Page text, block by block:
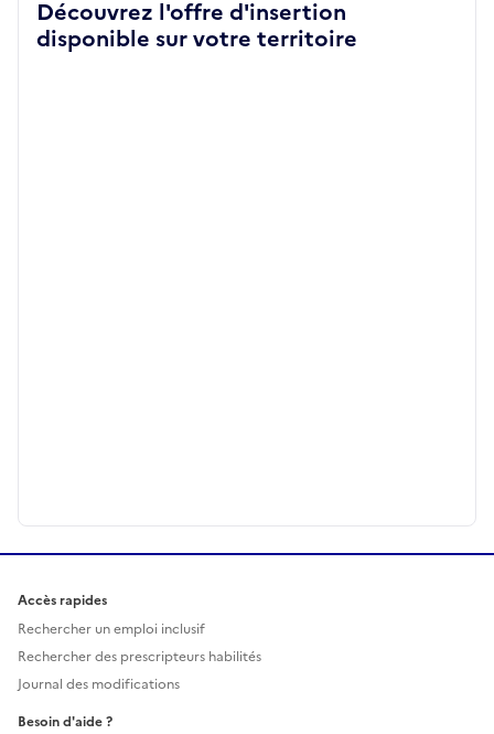
Découvrez l'offre d'insertion
disponible sur votre territoire
Accès rapides
Rechercher un emploi inclusif
Rechercher des prescripteurs habilités
Journal des modifications
Besoin d'aide ?